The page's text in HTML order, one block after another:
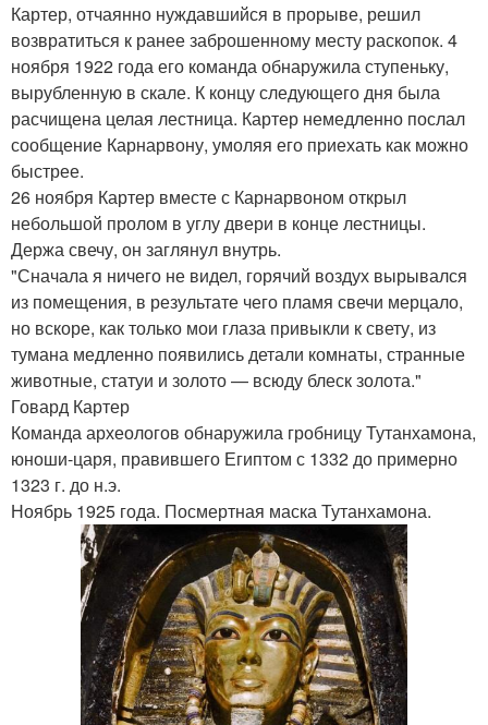
Картер, отчаянно нуждавшийся в прорыве, решил
возвратиться к ранее заброшенному месту раскопок. 4
ноября 1922 года его команда обнаружила ступеньку,
вырубленную в скале. К концу следующего дня была
расчищена целая лестница. Картер немедленно послал
сообщение Карнарвону, умоляя его приехать как можно
быстрее.
26 ноября Картер вместе с Карнарвоном открыл
небольшой пролом в углу двери в конце лестницы.
Держа свечу, он заглянул внутрь.
"Сначала я ничего не видел, горячий воздух вырывался
из помещения, в результате чего пламя свечи мерцало,
но вскоре, как только мои глаза привыкли к свету, из
тумана медленно появились детали комнаты, странные
животные, статуи и золото — всюду блеск золота."
Говард Картер
Команда археологов обнаружила гробницу Тутанхамона,
юноши-царя, правившего Египтом с 1332 до примерно
1323 г. до н.э.
Ноябрь 1925 года. Посмертная маска Тутанхамона.